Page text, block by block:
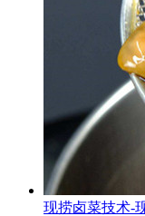
现捞卤菜技术-